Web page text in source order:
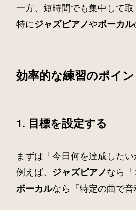
一方、短時間でも集中して
特にジャズピアノやボーカル
効率的な練習のポイン
1. 目標を設定する
まずは「今日何を達成した
例えば、 ジャズピアノなら
ボーカルなら「特定の曲で